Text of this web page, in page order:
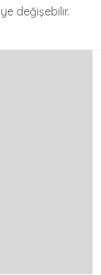
değişebilir.